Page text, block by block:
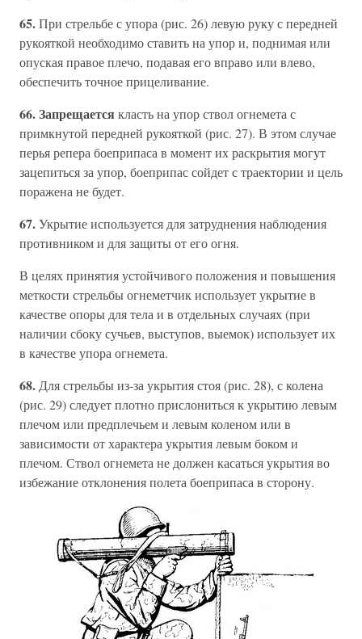
65.При стрельбе с упора (рис. 26) левую руку с передней
рукояткой необходимо ставить на упор и, поднимая или
опуская правое плечо, подавая его вправо или влево,
обеспечить точное прицеливание.
66. Запрещается класть на упор ствол огнемета с
примкнутой передней рукояткой (рис. 27). В этом случае
перья репера боеприпаса в момент их раскрытия могут
зацепиться за упор, боеприпас сойдет с траектории и цель
поражена не будет.
67.Укрытие используется для затруднения наблюдения
противником и для защиты от его огня.
В целях принятия устойчивого положения и повышения
меткости стрельбы огнеметчик использует укрытие в
качестве опоры для тела и в отдельных случаях (при
наличии сбоку сучьев, выступов, выемок) использует их
в качестве упора огнемета.
68. Для стрельбы из-за укрытия стоя (рис. 28), с колена
(рис. 29) следует плотно прислониться к укрытию левым
плечом или предплечьем и левым коленом или в
зависимости от характера укрытия левым боком и
плечом. Ствол огнемета не должен касаться укрытия во
избежание отклонения полета боеприпаса в сторону.